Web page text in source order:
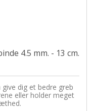
4.5 mm. - 13 cm.
dig et bedre greb
eller holder meget